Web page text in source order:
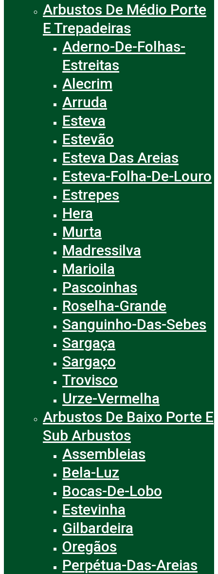
Arbustos De Médio Porte
E Trepadeiras
Aderno-De-Folhas-
Estreitas
Alecrim
Arruda
Esteva
Estevão
Esteva Das Areias
Esteva-Folha-De-Louro
Estrepes
Hera
Murta
Madressilva
Marioila
Pascoinhas
Roselha-Grande
Sanguinho-Das-Sebes
Sargaça
Sargaço
Trovisco
Urze-Vermelha
Arbustos De Baixo Porte E
Sub Arbustos
Assembleias
Bela-Luz
Bocas-De-Lobo
Estevinha
Gilbardeira
Oregãos
Perpétua-Das-Areias